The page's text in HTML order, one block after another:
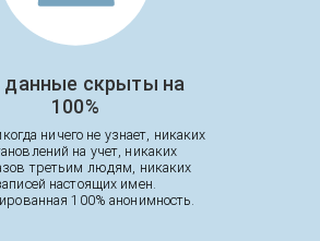
данные скрыты на
100%
ничего не узнает, никаких
на учет, никаких
третьим людям, никаких
настоящих имен.
100% анонимность.